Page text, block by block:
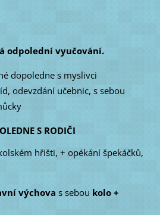
odpolední vyučování.
dopoledne s myslivci
učebnic, s sebou
S RODIČI
hřišti, + opékání špekáčků,
výchova s sebou kolo +